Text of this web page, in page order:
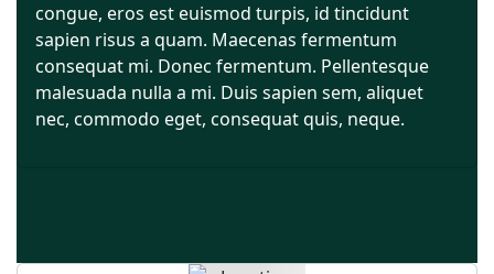
congue, eros est euismod turpis, id tincidunt
sapien risus a quam. Maecenas fermentum
consequat mi. Donec fermentum. Pellentesque
malesuada nulla a mi. Duis sapien sem, aliquet
nec, commodo eget, consequat quis, neque.